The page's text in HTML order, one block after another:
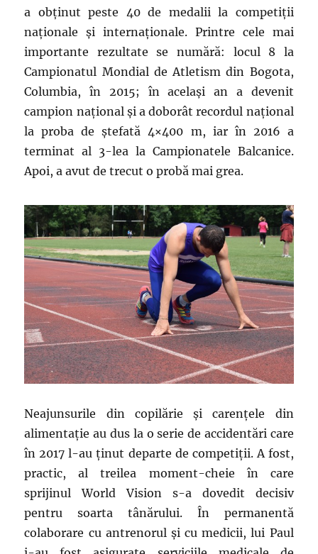
a obținut peste 40 de medalii la competiții
naționale și internaționale. Printre cele mai
importante rezultate se numără: locul 8 la
Campionatul Mondial de Atletism din Bogota,
Columbia, în 2015; în același an a devenit
campion național și a doborât recordul național
la proba de ștefată 4×400 m, iar în 2016 a
terminat al 3-lea la Campionatele Balcanice.
Apoi, a avut de trecut o probă mai grea.
Neajunsurile din copilărie și carențele din
alimentație au dus la o serie de accidentări care
în 2017 l-au ținut departe de competiții. A fost,
practic, al treilea moment-cheie în care
sprijinul World Vision s-a dovedit decisiv
pentru soarta tânărului. În permanentă
colaborare cu antrenorul și cu medicii, lui Paul